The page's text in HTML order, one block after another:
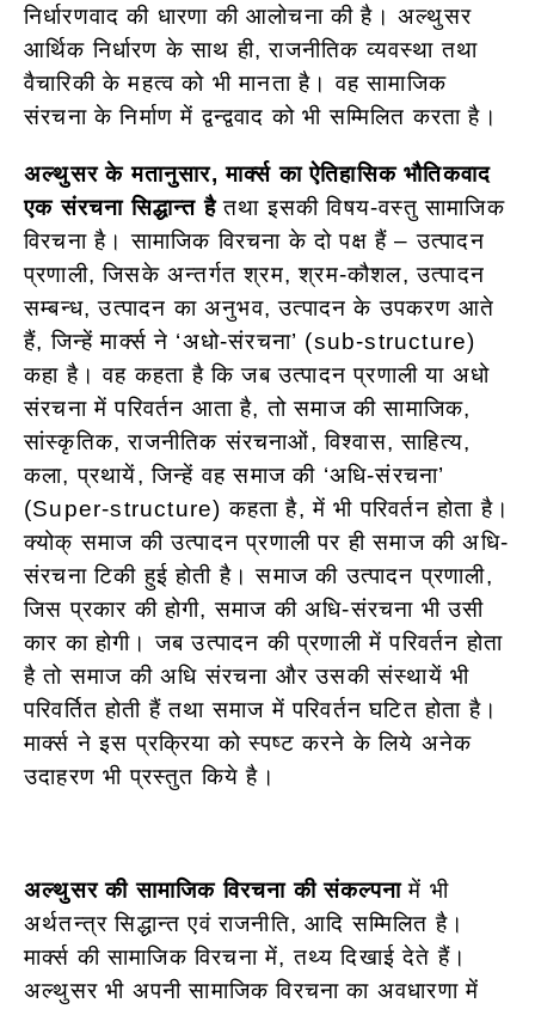
निर्धारणवाद की धारणा की आलोचना की है। अल्थुसर
आर्थिक निर्धारण के साथ ही, राजनीतिक व्यवस्था तथा
वैचारिकी के महत्व को भी मानता है। वह सामाजिक
संरचना के निर्माण में द्वन्द्ववाद को भी सम्मिलित करता है।
अल्थुसर के मतानुसार, मार्क्स का ऐतिहासिक भौतिकवाद
एक संरचना सिद्धान्त हैतथा इसकी विषय-वस्तु सामाजिक
विरचना है। सामाजिक विरचना के दो पक्ष हैं – उत्पादन
प्रणाली, जिसके अन्तर्गत श्रम, श्रम-कौशल, उत्पादन
सम्बन्ध, उत्पादन का अनुभव, उत्पादन के उपकरण आते
हैं, जिन्हें मार्क्स ने ‘अधो-संरचना’ (sub-structure)
कहा है। वह कहता है कि जब उत्पादन प्रणाली या अधो
संरचना में परिवर्तन आता है, तो समाज की सामाजिक,
सांस्कृतिक, राजनीतिक संरचनाओं, विश्वास, साहित्य,
कला, प्रथायें, जिन्हें वह समाज की ‘अधि-संरचना’
(Super-structure) कहता है, में भी परिवर्तन होता है।
क्योक् समाज की उत्पादन प्रणाली पर ही समाज की अधि-
संरचना टिकी हुई होती है। समाज की उत्पादन प्रणाली,
जिस प्रकार की होगी, समाज की अधि-संरचना भी उसी
कार का होगी। जब उत्पादन की प्रणाली में परिवर्तन होता
है तो समाज की अधि संरचना और उसकी संस्थायें भी
परिवर्तित होती हैं तथा समाज में परिवर्तन घटित होता है।
मार्क्स ने इस प्रक्रिया को स्पष्ट करने के लिये अनेक
उदाहरण भी प्रस्तुत किये है।
अल्थुसर की सामाजिक विरचना की संकल्पनामें भी
अर्थतन्त्र सिद्धान्त एवं राजनीति, आदि सम्मिलित है।
मार्क्स की सामाजिक विरचना में, तथ्य दिखाई देते हैं।
अल्थुसर भी अपनी सामाजिक विरचना का अवधारणा में